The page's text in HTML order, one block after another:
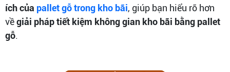
ích của pallet gỗ trong kho bãi, giúp bạn hiểu rõ hơn
vềgiải pháp tiết kiệm không gian kho bãi bằng pallet
gỗ.